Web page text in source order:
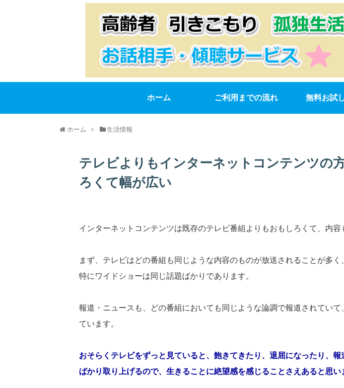
ホーム ご利用までの流れ 無料お試
ホーム 生活情報
テレビよりもインターネットコンテンツの
ろくて幅が広い
インターネットコンテンツは既存のテレビ番組よりもおもしろくて、内容
まず、テレビはどの番組も同じような内容のものが放送されることが多く
特にワイドショーは同じ話題ばかりであります。
報道・ニュースも、どの番組においても同じような論調で報道されていて
ています。
おそらくテレビをずっと見ていると、飽きてきたり、退屈になったり、報
ばかり取り上げるので、生きることに絶望感を感じることさえあると思い